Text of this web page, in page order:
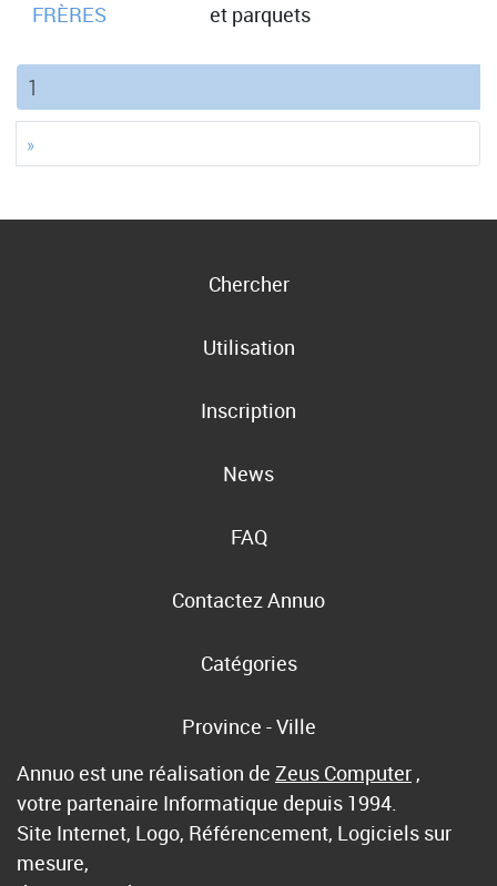
FRÈRES
et parquets
1
»
Chercher
Utilisation
Inscription
News
FAQ
Contactez Annuo
Catégories
Province - Ville
Annuo est une réalisation de Zeus Computer ,
votre partenaire Informatique depuis 1994.
Site Internet, Logo, Référencement, Logiciels sur
mesure,